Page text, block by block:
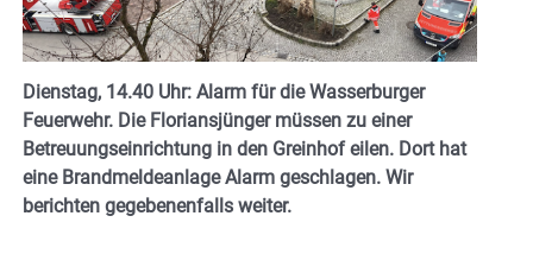
Dienstag, 14.40 Uhr: Alarm für die Wasserburger
Feuerwehr. Die Floriansjünger müssen zu einer
Betreuungseinrichtung in den Greinhof eilen. Dort hat
eine Brandmeldeanlage Alarm geschlagen. Wir
berichten gegebenenfalls weiter.